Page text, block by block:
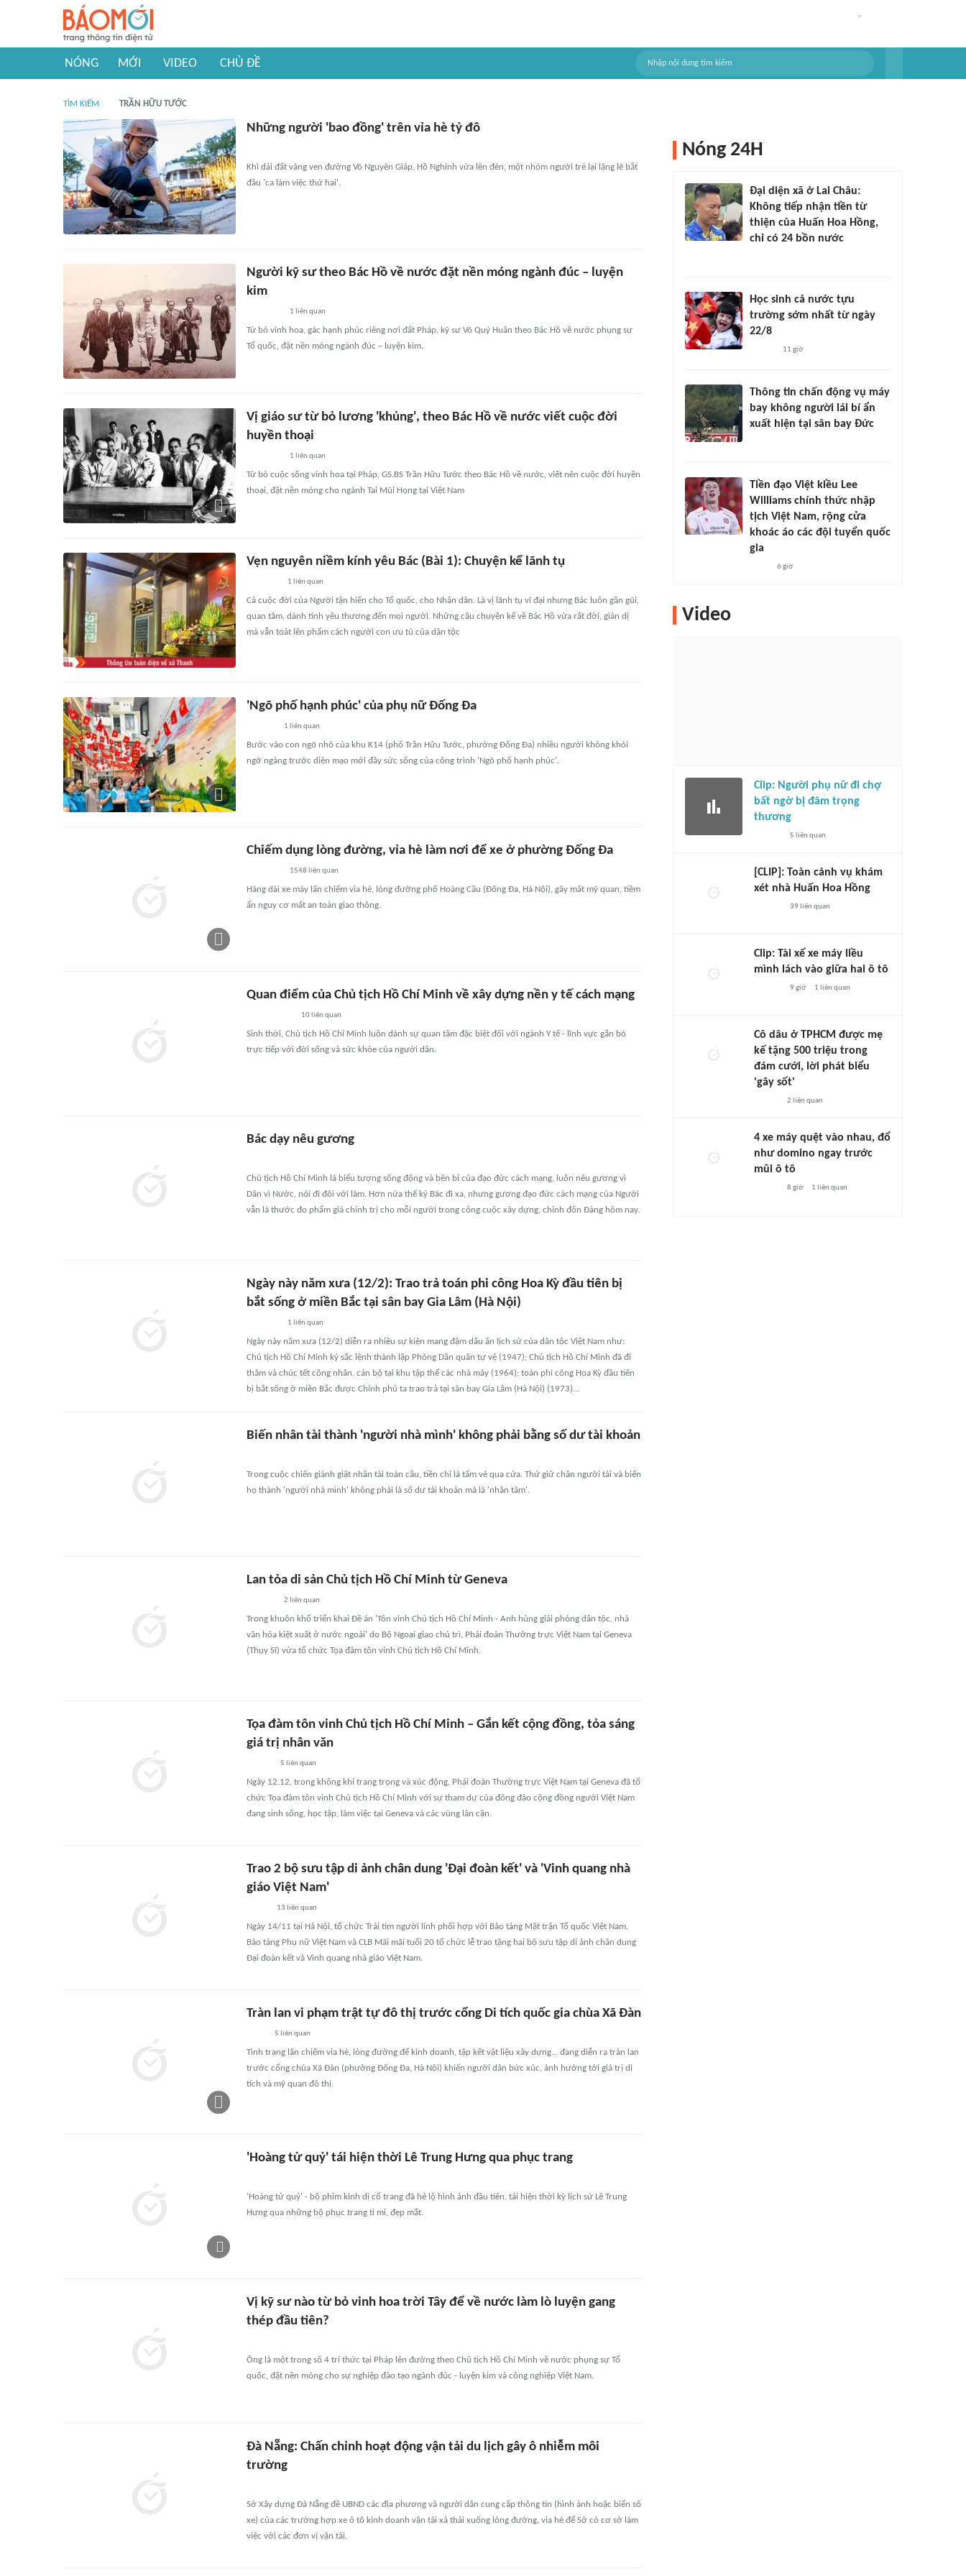
NÓNG MỚI VIDEO CHỦ ĐỀ
TÌM KIẾM TRẦN HỮU TƯỚC
Những người 'bao đồng' trên vỉa hè tỷ đô
Khi dải đất vàng ven đường Võ Nguyên Giáp, Hồ Nghinh vừa lên đèn, một nhóm người trẻ lại lặng lẽ bắt
đầu 'ca làm việc thứ hai'.
Người kỹ sư theo Bác Hồ về nước đặt nền móng ngành đúc – luyện
kim
1 liên quan
Từ bỏ vinh hoa, gác hạnh phúc riêng nơi đất Pháp, kỹ sư Võ Quý Huân theo Bác Hồ về nước phụng sự
Tổ quốc, đặt nền móng ngành đúc – luyện kim.
Vị giáo sư từ bỏ lương 'khủng', theo Bác Hồ về nước viết cuộc đời
huyền thoại
1 liên quan
Từ bỏ cuộc sống vinh hoa tại Pháp, GS.BS Trần Hữu Tước theo Bác Hồ về nước, viết nên cuộc đời huyền
thoại, đặt nền móng cho ngành Tai Mũi Họng tại Việt Nam
Vẹn nguyên niềm kính yêu Bác (Bài 1): Chuyện kể lãnh tụ
1 liên quan
Cả cuộc đời của Người tận hiến cho Tổ quốc, cho Nhân dân. Là vị lãnh tụ vĩ đại nhưng Bác luôn gần gũi,
quan tâm, dành tình yêu thương đến mọi người. Những câu chuyện kể về Bác Hồ vừa rất đời, giản dị
mà vẫn toát lên phẩm cách người con ưu tú của dân tộc
'Ngõ phố hạnh phúc' của phụ nữ Đống Đa
1 liên quan
Bước vào con ngõ nhỏ của khu K14 (phố Trần Hữu Tước, phường Đống Đa) nhiều người không khỏi
ngỡ ngàng trước diện mạo mới đầy sức sống của công trình 'Ngõ phố hạnh phúc'.
Chiếm dụng lòng đường, vỉa hè làm nơi để xe ở phường Đống Đa
1548 liên quan
Hàng dài xe máy lấn chiếm vỉa hè, lòng đường phố Hoàng Cầu (Đống Đa, Hà Nội), gây mất mỹ quan, tiềm
ẩn nguy cơ mất an toàn giao thông.
Quan điểm của Chủ tịch Hồ Chí Minh về xây dựng nền y tế cách mạng
10 liên quan
Sinh thời, Chủ tịch Hồ Chí Minh luôn dành sự quan tâm đặc biệt đối với ngành Y tế - lĩnh vực gắn bó
trực tiếp với đời sống và sức khỏe của người dân.
Bác dạy nêu gương
Chủ tịch Hồ Chí Minh là biểu tượng sống động và bền bỉ của đạo đức cách mạng, luôn nêu gương vì
Dân vì Nước, nói đi đôi với làm. Hơn nửa thế kỷ Bác đi xa, nhưng gương đạo đức cách mạng của Người
vẫn là thước đo phẩm giá chính trị cho mỗi người trong công cuộc xây dựng, chỉnh đốn Đảng hôm nay.
Ngày này năm xưa (12/2): Trao trả toán phi công Hoa Kỳ đầu tiên bị
bắt sống ở miền Bắc tại sân bay Gia Lâm (Hà Nội)
1 liên quan
Ngày này năm xưa (12/2) diễn ra nhiều sự kiện mang đậm dấu ấn lịch sử của dân tộc Việt Nam như:
Chủ tịch Hồ Chí Minh ký sắc lệnh thành lập Phòng Dân quân tự vệ (1947); Chủ tịch Hồ Chí Minh đã đi
thǎm và chúc tết công nhân, cán bộ tại khu tập thể các nhà máy (1964); toán phi công Hoa Kỳ đầu tiên
bị bắt sống ở miền Bắc được Chính phủ ta trao trả tại sân bay Gia Lâm (Hà Nội) (1973)...
Biến nhân tài thành 'người nhà mình' không phải bằng số dư tài khoản
Trong cuộc chiến giành giật nhân tài toàn cầu, tiền chỉ là tấm vé qua cửa. Thứ giữ chân người tài và biến
họ thành 'người nhà mình' không phải là số dư tài khoản mà là 'nhân tâm'.
Lan tỏa di sản Chủ tịch Hồ Chí Minh từ Geneva
2 liên quan
Trong khuôn khổ triển khai Đề án 'Tôn vinh Chủ tịch Hồ Chí Minh - Anh hùng giải phóng dân tộc, nhà
văn hóa kiệt xuất ở nước ngoài' do Bộ Ngoại giao chủ trì, Phái đoàn Thường trực Việt Nam tại Geneva
(Thụy Sĩ) vừa tổ chức Tọa đàm tôn vinh Chủ tịch Hồ Chí Minh.
Tọa đàm tôn vinh Chủ tịch Hồ Chí Minh – Gắn kết cộng đồng, tỏa sáng
giá trị nhân văn
5 liên quan
Ngày 12.12, trong không khí trang trọng và xúc động, Phái đoàn Thường trực Việt Nam tại Geneva đã tổ
chức Tọa đàm tôn vinh Chủ tịch Hồ Chí Minh với sự tham dự của đông đảo cộng đồng người Việt Nam
đang sinh sống, học tập, làm việc tại Geneva và các vùng lân cận.
Trao 2 bộ sưu tập di ảnh chân dung 'Đại đoàn kết' và 'Vinh quang nhà
giáo Việt Nam'
13 liên quan
Ngày 14/11 tại Hà Nội, tổ chức Trái tim người lính phối hợp với Bảo tàng Mặt trận Tổ quốc Việt Nam,
Bảo tàng Phụ nữ Việt Nam và CLB Mãi mãi tuổi 20 tổ chức lễ trao tặng hai bộ sưu tập di ảnh chân dung
Đại đoàn kết và Vinh quang nhà giáo Việt Nam.
Tràn lan vi phạm trật tự đô thị trước cổng Di tích quốc gia chùa Xã Đàn
5 liên quan
Tình trạng lấn chiếm vỉa hè, lòng đường để kinh doanh, tập kết vật liệu xây dựng... đang diễn ra tràn lan
trước cổng chùa Xã Đàn (phường Đống Đa, Hà Nội) khiến người dân bức xúc, ảnh hưởng tới giá trị di
tích và mỹ quan đô thị.
'Hoàng tử quỷ' tái hiện thời Lê Trung Hưng qua phục trang
'Hoàng tử quỷ' - bộ phim kinh dị cổ trang đã hé lộ hình ảnh đầu tiên, tái hiện thời kỳ lịch sử Lê Trung
Hưng qua những bộ phục trang tỉ mỉ, đẹp mắt.
Vị kỹ sư nào từ bỏ vinh hoa trời Tây để về nước làm lò luyện gang
thép đầu tiên?
Ông là một trong số 4 trí thức tại Pháp lên đường theo Chủ tịch Hồ Chí Minh về nước phụng sự Tổ
quốc, đặt nền móng cho sự nghiệp đào tạo ngành đúc - luyện kim và công nghiệp Việt Nam.
Đà Nẵng: Chấn chỉnh hoạt động vận tải du lịch gây ô nhiễm môi
trường
Sở Xây dựng Đà Nẵng đề UBND các địa phương và người dân cung cấp thông tin (hình ảnh hoặc biển số
xe) của các trường hợp xe ô tô kinh doanh vận tải xả thải xuống lòng đường, vỉa hè để Sở có cơ sở làm
việc với các đơn vị vận tải.
Nóng 24H
Đại diện xã ở Lai Châu:
Không tiếp nhận tiền từ
thiện của Huấn Hoa Hồng,
chỉ có 24 bồn nước
Học sinh cả nước tựu
trường sớm nhất từ ngày
22/8
11 giờ
Thông tin chấn động vụ máy
bay không người lái bí ẩn
xuất hiện tại sân bay Đức
Tiền đạo Việt kiều Lee
Williams chính thức nhập
tịch Việt Nam, rộng cửa
khoác áo các đội tuyển quốc
gia
6 giờ
Video
Clip: Người phụ nữ đi chợ
bất ngờ bị đâm trọng
thương
5 liên quan
[CLIP]: Toàn cảnh vụ khám
xét nhà Huấn Hoa Hồng
39 liên quan
Clip: Tài xế xe máy liều
mình lách vào giữa hai ô tô
9 giờ 1 liên quan
Cô dâu ở TPHCM được mẹ
kế tặng 500 triệu trong
đám cưới, lời phát biểu
'gây sốt'
2 liên quan
4 xe máy quệt vào nhau, đổ
như domino ngay trước
mũi ô tô
8 giờ 1 liên quan